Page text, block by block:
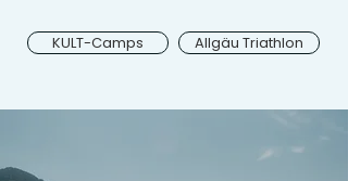
KULT-Camps Allgäu Triathlon